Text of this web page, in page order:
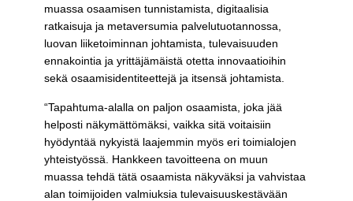
muassa osaamisen tunnistamista, digitaalisia
ratkaisuja ja metaversumia palvelutuotannossa,
luovan liiketoiminnan johtamista, tulevaisuuden
ennakointia ja yrittäjämäistä otetta innovaatioihin
sekä osaamisidentiteettejä ja itsensä johtamista.
“Tapahtuma-alalla on paljon osaamista, joka jää
helposti näkymättömäksi, vaikka sitä voitaisiin
hyödyntää nykyistä laajemmin myös eri toimialojen
yhteistyössä. Hankkeen tavoitteena on muun
muassa tehdä tätä osaamista näkyväksi ja vahvistaa
alan toimijoiden valmiuksia tulevaisuuskestävään